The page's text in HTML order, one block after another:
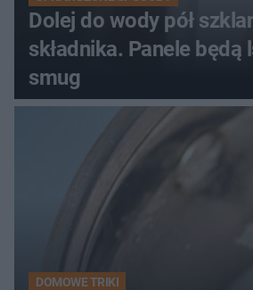
Dolej do wody pół
składnika. Panele będą
smug
DOMOWE TRIKI